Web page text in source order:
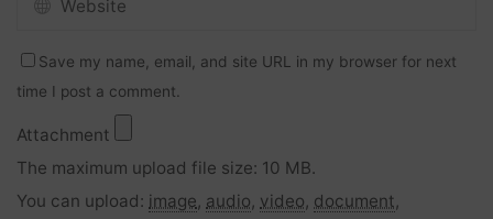
Save my name, email, and site URL in my browser for next
time I post a comment.
Attachment
The maximum upload file size: 10 MB.
You can upload: image, audio, video, document,